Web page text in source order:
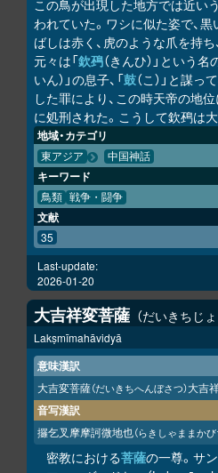
この鳥が出現した地方では近い
われていた。ワシに似た姿で、黒
ばしは赤く、虎のような爪を持
元々は「欽䲹（きんひ）」という
いん）」の息子、「鼓（こ）」と謀
した罪により、この時天帝の地
に処刑された。こうして欽䲹は
地域・カテゴリ
東アジア 中国神話
キーワード
鳥類 戦争・闘争
文献
35
Last-update:
2026-01-20
大吉祥変菩薩 だいきちじ
Lakṣmīmahāvidyā
意味漢訳
大吉変菩薩（だいきちへんぼさつ）大吉
音写漢訳
攞乞叉摩摩訶微地也（らきしゃままかび
密教における菩薩の一尊。サ